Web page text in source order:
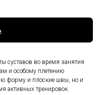
суставов во время занятия
и особому плетению
форму и плоские швы, но и
активных тренировок.